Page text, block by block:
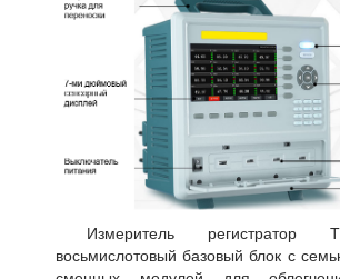
Измеритель регистратор
восьмислотовый базовый блок с